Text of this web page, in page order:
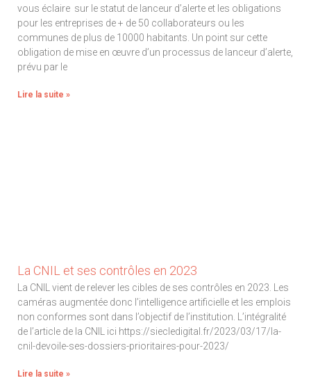
vous éclaire sur le statut de lanceur d’alerte et les obligations
pour les entreprises de + de 50 collaborateurs ou les
communes de plus de 10000 habitants. Un point sur cette
obligation de mise en œuvre d’un processus de lanceur d’alerte,
prévu par le
Lire la suite »
La CNIL et ses contrôles en 2023
La CNIL vient de relever les cibles de ses contrôles en 2023. Les
caméras augmentée donc l’intelligence artificielle et les emplois
non conformes sont dans l’objectif de l’institution. L’intégralité
de l’article de la CNIL ici https://siecledigital.fr/2023/03/17/la-
cnil-devoile-ses-dossiers-prioritaires-pour-2023/
Lire la suite »